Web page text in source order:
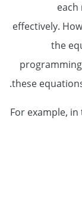
effectively.
the
these
For example,